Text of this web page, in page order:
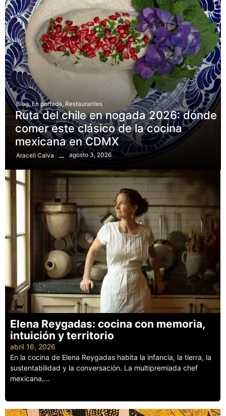
Blog, En portada Restaurantes
Ruta del chile en nogada 2026: dónde
comer este clásico de la cocina
mexicana en CDMX
Araceli Calva agosto 3, 2026
Elena Reygadas: cocina con memoria,
intuición y territorio
abril 16, 2026
En la cocina de Elena Reygadas habita la infancia, la tierra, la
sustentabilidad y la conversación. La multipremiada chef
mexicana,...